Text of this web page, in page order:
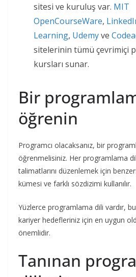
sitesi ve kuruluş var. MIT
OpenCourseWare,
Learning, Udemyve
sitelerinin tümü çevrimiçi
kursları sunar.
Bir
öğrenin
Programcı olacaksanız, bir
öğrenmelisiniz. Her programlama
talimatlarını düzenlemek için
kümesi ve farklı sözdizimi kullanılır.
Yüzlerce programlama dili vardır,
kariyer hedefleriniz için en uygun
önemlidir.
Tanınan